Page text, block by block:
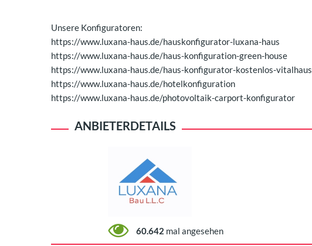
Unsere Konfiguratoren:
https://www.luxana-haus.de/hauskonfigurator-luxana-haus
https://www.luxana-haus.de/haus-konfiguration-green-house
https://www.luxana-haus.de/haus-konfigurator-kostenlos-vitalhaus
https://www.luxana-haus.de/hotelkonfiguration
https://www.luxana-haus.de/photovoltaik-carport-konfigurator
ANBIETERDETAILS
60.642 mal angesehen